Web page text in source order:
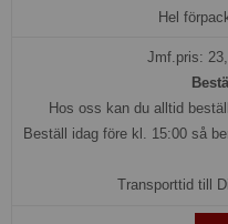
Hel
Jmf.pris:
Hos oss kan du alltid
Beställ idag före kl. 15:00 så
Transporttid till